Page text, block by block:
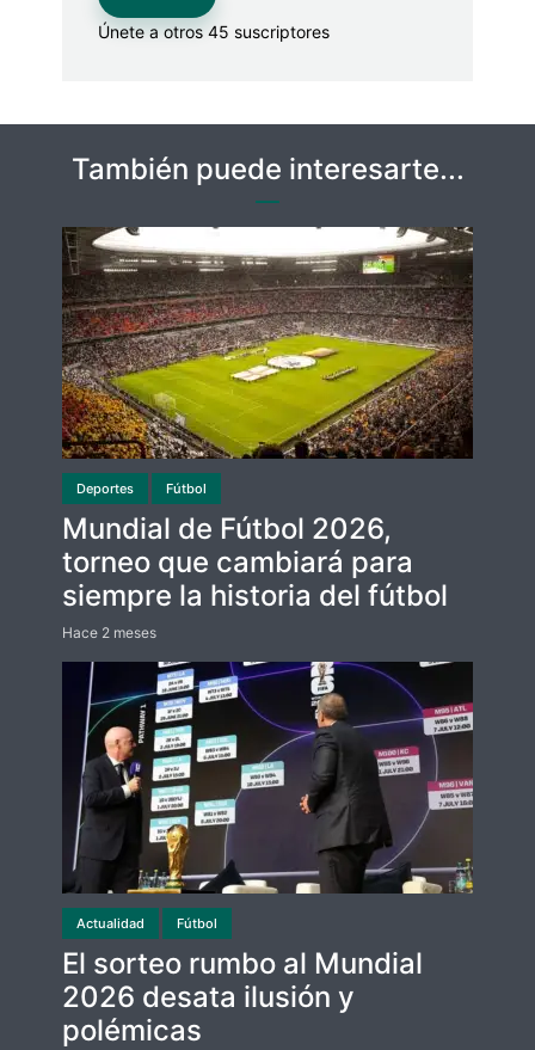
Únete a otros 45 suscriptores
También puede interesarte...
Deportes Fútbol
Mundial de Fútbol 2026,
torneo que cambiará para
siempre la historia del fútbol
Hace 2 meses
Actualidad Fútbol
El sorteo rumbo al Mundial
2026 desata ilusión y
polémicas